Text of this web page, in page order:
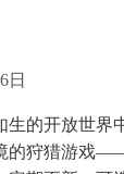
日
的开放世界
的狩猎游戏